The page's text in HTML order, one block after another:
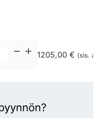
1205,00 € (sis.